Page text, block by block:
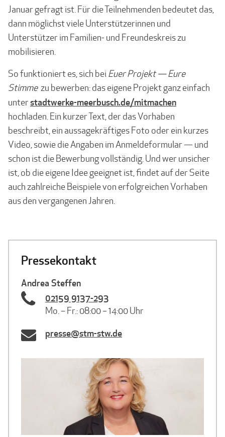
Januar gefragt ist. Für die Teilnehmenden bedeutet das,
dann möglichst viele Unterstützerinnen und
Unterstützer im Familien- und Freundeskreis zu
mobilisieren.
So funktioniert es, sich beiEuer Projekt — Eure
Stimme zu bewerben: das eigene Projekt ganz einfach
unterstadtwerke-meerbusch.de/mitmachen
hochladen. Ein kurzer Text, der das Vorhaben
beschreibt, ein aussagekräftiges Foto oder ein kurzes
Video, sowie die Angaben im Anmeldeformular — und
schon ist die Bewerbung vollständig. Und wer unsicher
ist, ob die eigene Idee geeignet ist, findet auf der Seite
auch zahlreiche Beispiele von erfolgreichen Vorhaben
aus den vergangenen Jahren.
Pressekontakt
Andrea Steffen
02159 9137-293
Mo. – Fr.: 08:00 – 14:00 Uhr
presse@stm-stw.de